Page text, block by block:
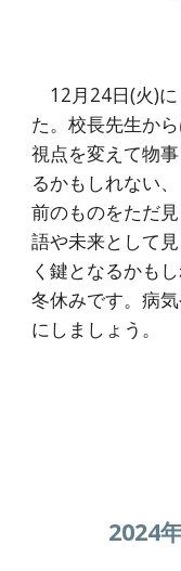
12月24日(火)に
た。校長先生か
視点を変えて物
るかもしれない
前のものをただ
語や未来として
く鍵となるかも
冬休みです。病
にしましょう。
2024